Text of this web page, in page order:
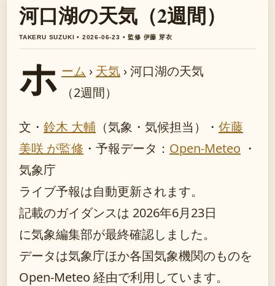
河口湖の天気（2週間）
TAKERU SUZUKI • 2026-06-23 • 監修 伊藤 芽衣
ホ ーム › 天気 ›河口湖の天気
（2週間）
文・ 鈴木 大輔 （気象・気候担当） ・ 佐藤
美咲 が監修 ・ 予報データ： Open-Meteo ・
気象庁
ライブ予報は自動更新されます。
記載のガイダンスは 2026年6月23日
に気象編集部が最終確認しました。
データは気象庁ほか各国気象機関のものを
Open-Meteo 経由で利用しています。